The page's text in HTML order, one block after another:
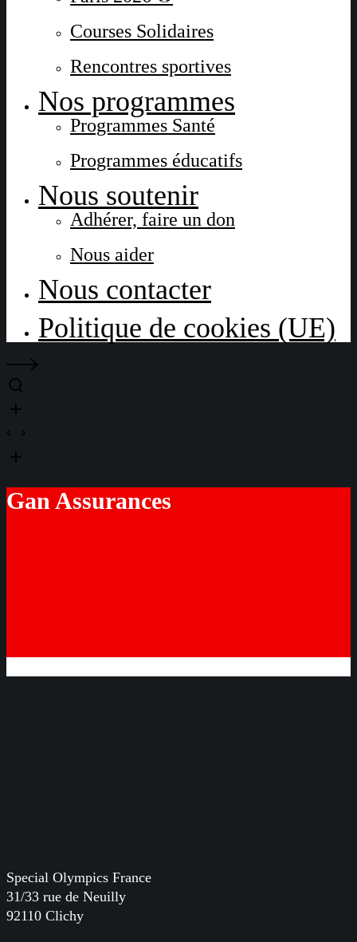
Courses Solidaires
Rencontres sportives
Nos programmes
Programmes Santé
Programmes éducatifs
Nous soutenir
Adhérer, faire un don
Nous aider
Nous contacter
Politique de cookies (UE)
Gan Assurances
Special Olympics France
31/33 rue de Neuilly
92110 Clichy